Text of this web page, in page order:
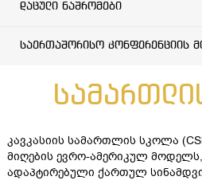
დაცული ნაშრომები
საერთაშორისო კონფერენციის
კავკასიის სამართლის სკოლა
მიღების ევრო-ამერიკულ
ადაპტირებული ქართულ